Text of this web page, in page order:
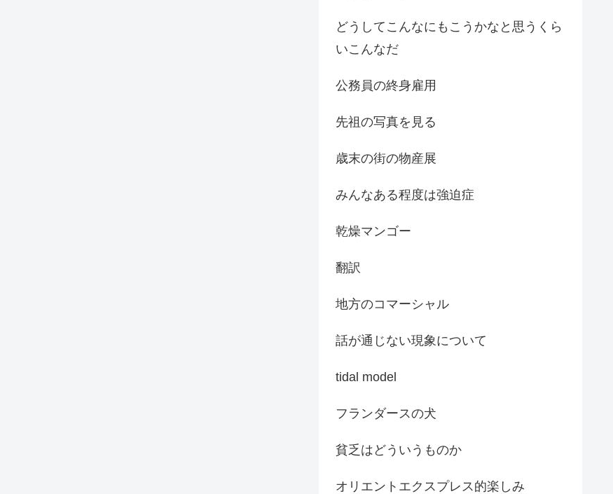
どうしてこんなにもこうかなと思うくら
いこんなだ
公務員の終身雇用
先祖の写真を見る
歳末の街の物産展
みんなある程度は強迫症
乾燥マンゴー
翻訳
地方のコマーシャル
話が通じない現象について
tidal model
フランダースの犬
貧乏はどういうものか
オリエントエクスプレス的楽しみ